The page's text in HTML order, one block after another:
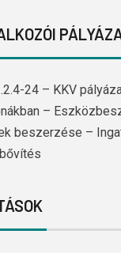
24 – KKV
–
beszerzése –